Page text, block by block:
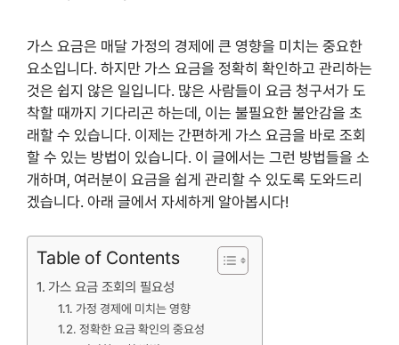
가스 요금은 매달 가정의 경제에 큰 영향을 미치는 중요한
요소입니다. 하지만 가스 요금을 정확히 확인하고 관리하는
것은 쉽지 않은 일입니다. 많은 사람들이 요금 청구서가 도
착할 때까지 기다리곤 하는데, 이는 불필요한 불안감을 초
래할 수 있습니다. 이제는 간편하게 가스 요금을 바로 조회
할 수 있는 방법이 있습니다. 이 글에서는 그런 방법들을 소
개하며, 여러분이 요금을 쉽게 관리할 수 있도록 도와드리
겠습니다. 아래 글에서 자세하게 알아봅시다!
Table of Contents
가스 요금 조회의 필요성
가정 경제에 미치는 영향
정확한 요금 확인의 중요성